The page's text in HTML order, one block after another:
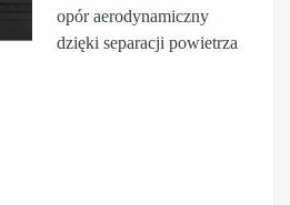
opór aerodynamiczny
dzięki separacji powietrza